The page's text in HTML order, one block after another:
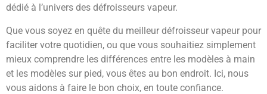
dédié à l’univers des défroisseurs vapeur.
Que vous soyez en quête du meilleur défroisseur vapeur pour
faciliter votre quotidien, ou que vous souhaitiez simplement
mieux comprendre les différences entre les modèles à main
et les modèles sur pied, vous êtes au bon endroit. Ici, nous
vous aidons à faire le bon choix, en toute confiance.